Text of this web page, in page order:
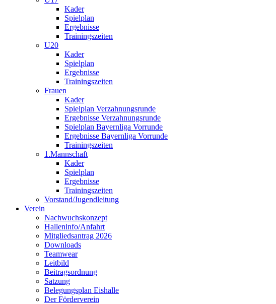
Kader
Spielplan
Ergebnisse
Trainingszeiten
U20
Kader
Spielplan
Ergebnisse
Trainingszeiten
Frauen
Kader
Spielplan Verzahnungsrunde
Ergebnisse Verzahnungsrunde
Spielplan Bayernliga Vorrunde
Ergebnisse Bayernliga Vorrunde
Trainingszeiten
1.Mannschaft
Kader
Spielplan
Ergebnisse
Trainingszeiten
Vorstand/Jugendleitung
Verein
Nachwuchskonzept
Halleninfo/Anfahrt
Mitgliedsantrag 2026
Downloads
Teamwear
Leitbild
Beitragsordnung
Satzung
Belegungsplan Eishalle
Der Förderverein